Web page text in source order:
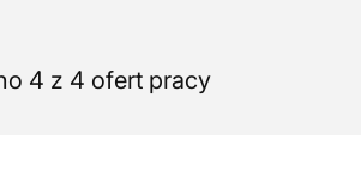
4 z 4 ofert pracy